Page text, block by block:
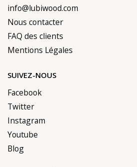
info@lubiwood.com
Nous contacter
FAQ des clients
Mentions Légales
SUIVEZ-NOUS
Facebook
Twitter
Instagram
Youtube
Blog